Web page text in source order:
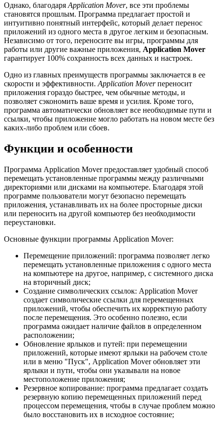
Однако, благодаря Application Mover, все эти проблемы
становятся прошлым. Программа предлагает простой и
интуитивно понятный интерфейс, который делает перенос
приложений из одного места в другое легким и безопасным.
Независимо от того, переносите вы игры, программы для
работы или другие важные приложения, Application Mover
гарантирует 100% сохранность всех данных и настроек.
Одно из главных преимуществ программы заключается в ее
скорости и эффективности. Application Moverпереносит
приложения гораздо быстрее, чем обычные методы, и
позволяет сэкономить ваше время и усилия. Кроме того,
программа автоматически обновляет все необходимые пути и
ссылки, чтобы приложение могло работать на новом месте без
каких-либо проблем или сбоев.
Функции и особенности
Программа Application Mover предоставляет удобный способ
перемещать установленные программы между различными
директориями или дисками на компьютере. Благодаря этой
программе пользователи могут безопасно перемещать
приложения, устанавливать их на более просторные диски
или переносить на другой компьютер без необходимости
переустановки.
Основные функции программы Application Mover:
Перемещение приложений: программа позволяет легко
перемещать установленные приложения с одного места
на компьютере на другое, например, с системного диска
на вторичный диск;
Создание символических ссылок: Application Mover
создает символические ссылки для перемещенных
приложений, чтобы обеспечить их корректную работу
после перемещения. Это особенно полезно, если
программа ожидает наличие файлов в определенном
расположении;
Обновление ярлыков и путей: при перемещении
приложений, которые имеют ярлыки на рабочем столе
или в меню "Пуск", Application Mover обновляет эти
ярлыки и пути, чтобы они указывали на новое
местоположение приложения;
Резервное копирование: программа предлагает создать
резервную копию перемещенных приложений перед
процессом перемещения, чтобы в случае проблем можно
было восстановить их в исходное состояние;